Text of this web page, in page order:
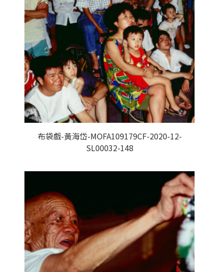
布袋戲-黃海岱-MOFA109179CF-2020-12-
SL00032-148